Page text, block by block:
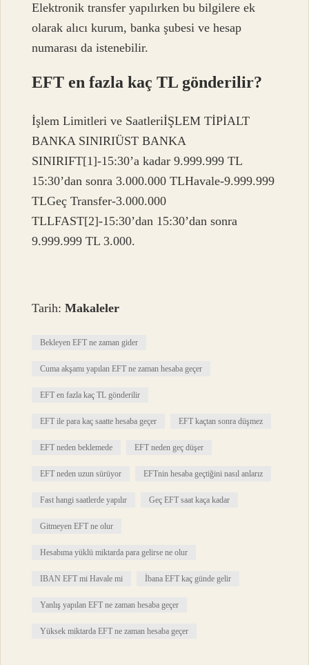
Elektronik transfer yapılırken bu bilgilere ek
olarak alıcı kurum, banka şubesi ve hesap
numarası da istenebilir.
EFT en fazla kaç TL gönderilir?
İşlem Limitleri ve SaatleriİŞLEM TİPİALT
BANKA SINIRIÜST BANKA
SINIRIFT[1]-15:30’a kadar 9.999.999 TL
15:30’dan sonra 3.000.000 TLHavale-9.999.999
TLGeç Transfer-3.000.000
TLLFAST[2]-15:30’dan 15:30’dan sonra
9.999.999 TL 3.000.
Tarih:Makaleler
Bekleyen EFT ne zaman gider
Cuma akşamı yapılan EFT ne zaman hesaba geçer
EFT en fazla kaç TL gönderilir
EFT ile para kaç saatte hesaba geçer EFT kaçtan sonra düşmez
EFT neden beklemede EFT neden geç düşer
EFT neden uzun sürüyor EFTnin hesaba geçtiğini nasıl anlarız
Fast hangi saatlerde yapılır Geç EFT saat kaça kadar
Gitmeyen EFT ne olur
Hesabıma yüklü miktarda para gelirse ne olur
IBAN EFT mi Havale mi İbana EFT kaç günde gelir
Yanlış yapılan EFT ne zaman hesaba geçer
Yüksek miktarda EFT ne zaman hesaba geçer